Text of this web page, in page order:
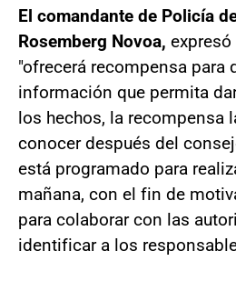
El comandante de Policía
Rosemberg Novoa,
"ofrecerá recompensa para
información que permita
los hechos, la recompensa
conocer después del
está programado para
mañana, con el fin de
para colaborar con las
identificar a los